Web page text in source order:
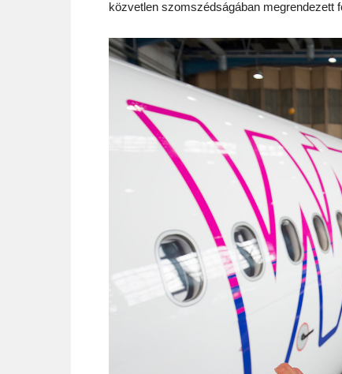
közvetlen szomszédságában megrendezett